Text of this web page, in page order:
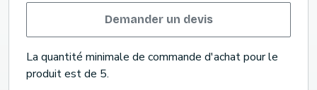
Demander un devis
La quantité minimale de commande d'achat pour le
produit est de 5.